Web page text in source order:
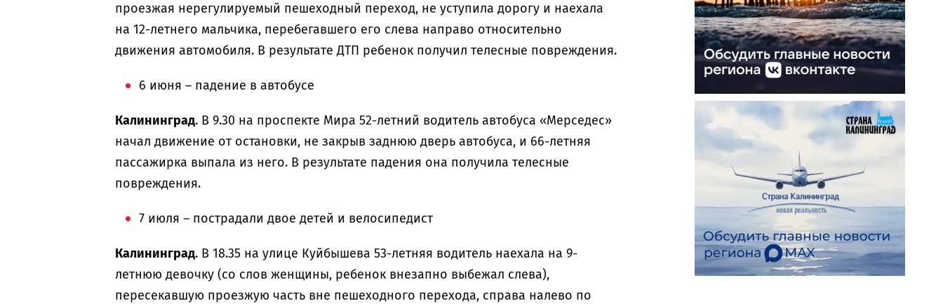
проезжая нерегулируемый пешеходный переход, не уступила дорогу и наехала
на 12-летнего мальчика, перебегавшего его слева направо относительно
движения автомобиля. В результате ДТП ребенок получил телесные повреждения.
6 июня – падение в автобусе
Калининград. В 9.30 на проспекте Мира 52-летний водитель автобуса «Мерседес»
начал движение от остановки, не закрыв заднюю дверь автобуса, и 66-летняя
пассажирка выпала из него. В результате падения она получила телесные
повреждения.
7 июля – пострадали двое детей и велосипедист
Калининград. В 18.35 на улице Куйбышева 53-летняя водитель наехала на 9-
летнюю девочку (со слов женщины, ребенок внезапно выбежал слева),
пересекавшую проезжую часть вне пешеходного перехода, справа налево по